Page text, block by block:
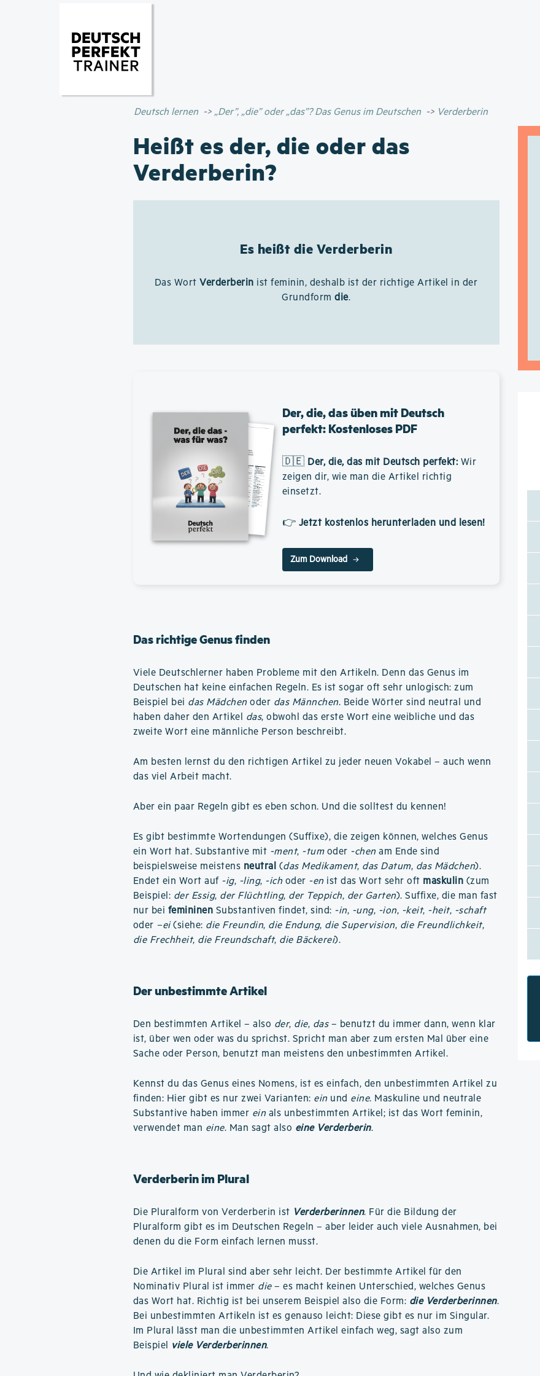
Deutsch lernen „Der”, „die” oder „das”? Das Genus im Deutschen Verderberin
Heißt es der, die oder das
Verderberin?
Es heißt die Verderberin
Das WortVerderberin ist feminin, deshalb ist der richtige Artikel in der
Grundformdie.
Der, die, das üben mit Deutsch
perfekt: Kostenloses PDF
🇩🇪 Der, die, das mit Deutsch perfekt: Wir
zeigen dir, wie man die Artikel richtig
einsetzt.
👉 Jetzt kostenlos herunterladen und lesen!
Zum Download
Das richtige Genus finden
Viele Deutschlerner haben Probleme mit den Artikeln. Denn das Genus im
Deutschen hat keine einfachen Regeln. Es ist sogar oft sehr unlogisch: zum
Beispiel bei das Mädchen oder das Männchen. Beide Wörter sind neutral und
haben daher den Artikel das, obwohl das erste Wort eine weibliche und das
zweite Wort eine männliche Person beschreibt.
Am besten lernst du den richtigen Artikel zu jeder neuen Vokabel – auch wenn
das viel Arbeit macht.
Aber ein paar Regeln gibt es eben schon. Und die solltest du kennen!
Es gibt bestimmte Wortendungen (Suffixe), die zeigen können, welches Genus
ein Wort hat. Substantive mit -ment, -tumoder -chen am Ende sind
beispielsweise meistens neutral (das Medikament, das Datum, das Mädchen).
Endet ein Wort auf -ig, -ling, -ich oder -en ist das Wort sehr oft maskulin (zum
Beispiel: der Essig, der Flüchtling, der Teppich, der Garten). Suffixe, die man fast
nur bei femininen Substantiven findet, sind: -in, -ung, -ion, -keit, -heit, -schaft
oder –ei(siehe: die Freundin, die Endung, die Supervision, die Freundlichkeit,
die Frechheit, die Freundschaft, die Bäckerei).
Der unbestimmte Artikel
Den bestimmten Artikel – also der, die, das– benutzt du immer dann, wenn klar
ist, über wen oder was du sprichst. Spricht man aber zum ersten Mal über eine
Sache oder Person, benutzt man meistens den unbestimmten Artikel.
Kennst du das Genus eines Nomens, ist es einfach, den unbestimmten Artikel zu
finden: Hier gibt es nur zwei Varianten: ein und eine. Maskuline und neutrale
Substantive haben immer ein als unbestimmten Artikel; ist das Wort feminin,
verwendet man eine. Man sagt also eine Verderberin.
Verderberin im Plural
Die Pluralform von Verderberin ist Verderberinnen. Für die Bildung der
Pluralform gibt es im Deutschen Regeln – aber leider auch viele Ausnahmen, bei
denen du die Form einfach lernen musst.
Die Artikel im Plural sind aber sehr leicht. Der bestimmte Artikel für den
Nominativ Plural ist immer die– es macht keinen Unterschied, welches Genus
das Wort hat. Richtig ist bei unserem Beispiel also die Form: die Verderberinnen.
Bei unbestimmten Artikeln ist es genauso leicht: Diese gibt es nur im Singular.
Im Plural lässt man die unbestimmten Artikel einfach weg, sagt also zum
Beispiel viele Verderberinnen.